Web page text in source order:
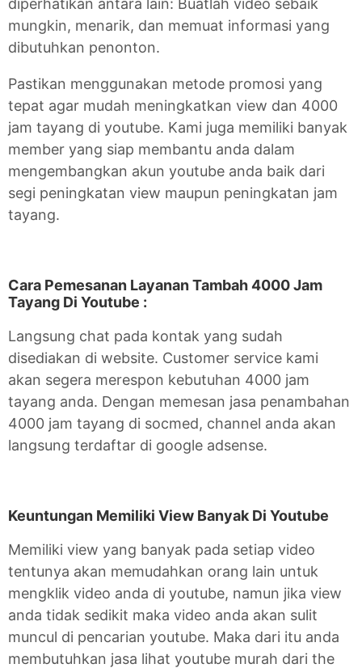
diperhatikan antara lain: Buatlah video sebaik
mungkin, menarik, dan memuat informasi yang
dibutuhkan penonton.
Pastikan menggunakan metode promosi yang
tepat agar mudah meningkatkan view dan 4000
jam tayang di youtube. Kami juga memiliki banyak
member yang siap membantu anda dalam
mengembangkan akun youtube anda baik dari
segi peningkatan view maupun peningkatan jam
tayang.
Cara Pemesanan Layanan Tambah 4000 Jam
Tayang Di Youtube :
Langsung chat pada kontak yang sudah
disediakan di website. Customer service kami
akan segera merespon kebutuhan 4000 jam
tayang anda. Dengan memesan jasa penambahan
4000 jam tayang di socmed, channel anda akan
langsung terdaftar di google adsense.
Keuntungan Memiliki View Banyak Di Youtube
Memiliki view yang banyak pada setiap video
tentunya akan memudahkan orang lain untuk
mengklik video anda di youtube, namun jika view
anda tidak sedikit maka video anda akan sulit
muncul di pencarian youtube. Maka dari itu anda
membutuhkan jasa lihat youtube murah dari the